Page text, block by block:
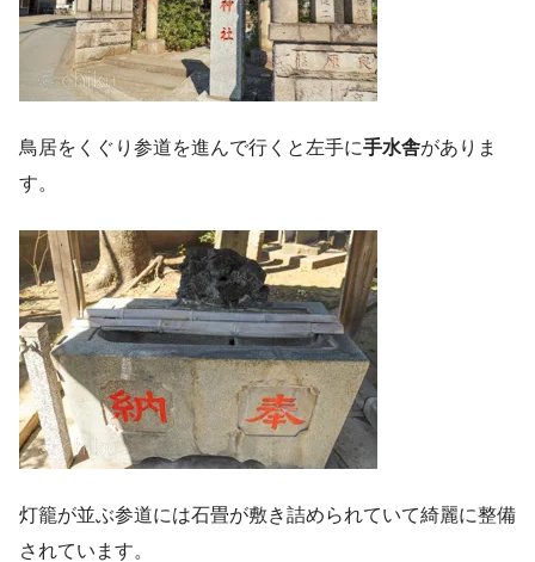
鳥居をくぐり参道を進んで行くと左手に手水舎がありま
す。
灯籠が並ぶ参道には石畳が敷き詰められていて綺麗に整備
されています。